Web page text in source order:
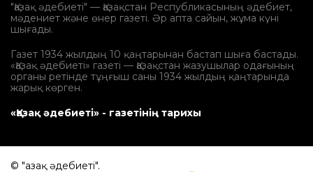
"Қазақ әдебиеті" — Қазақстан Республикасының әдебиет,
мәдениет және өнер газеті. Әр апта сайын, жұма күні
шығады.
Газет 1934 жылдың 10 қаңтарынан бастап шыға бастады.
«Қазақ әдебиеті» газеті — Қазақстан жазушылар одағының
органы ретінде тұңғыш саны 1934 жылдың қаңтарында
жарық көрген.
«Қазақ әдебиеті» - газетінің тарихы
© "Қазақ әдебиеті".